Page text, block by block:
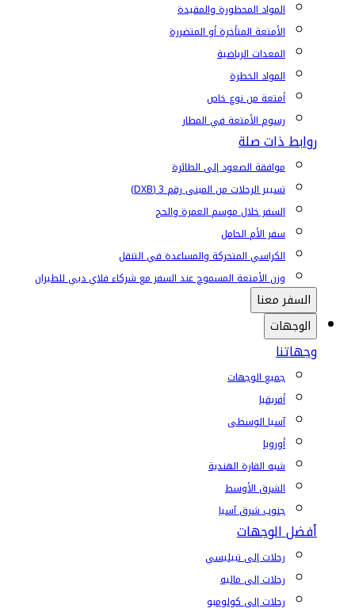
المواد المحظورة والمقيدة
الأمتعة المتأخرة أو المتضررة
المعدات الرياضية
المواد الخطرة
أمتعة من نوع خاص
رسوم الأمتعة في المطار
روابط ذات صلة
موافقة الصعود إلى الطائرة
تسيير الرحلات من المبنى رقم 3 (DXB)
السفر خلال موسم العمرة والحج
سفر الأم الحامل
الكراسي المتحركة والمساعدة في التنقل
وزن الأمتعة المسموح عند السفر مع شركاء فلاي دبي للطيران
السفر معنا
الوجهات
وجهاتنا
جميع الوجهات
أفريقيا
آسيا الوسطى
أوروبا
شبه القارة الهندية
الشرق الأوسط
جنوب شرق آسيا
أفضل الوجهات
رحلات إلى تبيليسي
رحلات إلى ماليه
رحلات إلى كولومبو